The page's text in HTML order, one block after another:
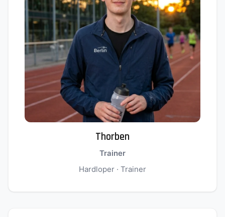
Thorben
Trainer
Hardloper · Trainer